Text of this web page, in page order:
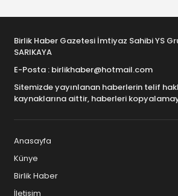
Birlik Haber Gazetesi İmtiyaz Sahibi YS
SARIKAYA
E-Posta : birlikhaber@hotmail.com
Sitemizde yayınlanan haberlerin telif
kaynaklarına aittir, haberleri
Anasayfa
Künye
Birlik Haber
İletişim